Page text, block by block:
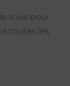
vous pour
toutes les